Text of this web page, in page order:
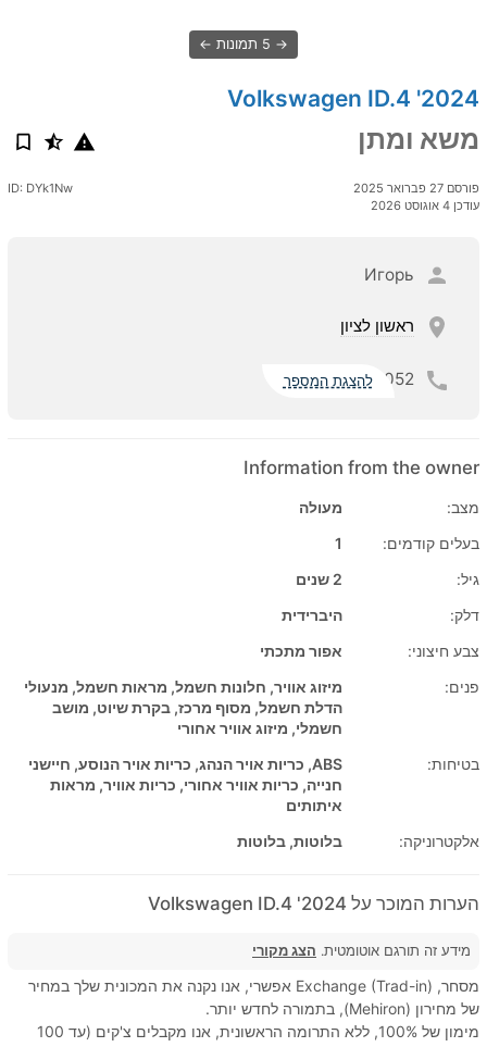
5 תמונות
2024' Volkswagen ID.4
משא ומתן
פורסם 27 פברואר 2025
עודכן 4 אוגוסט 2026
ID: DYk1Nw
Игорь
ראשון לציון
052 להצגת המספר
Information from the owner
מצב:
מעולה
בעלים קודמים:
1
גיל:
2 שנים
דלק:
היברידית
צבע חיצוני:
אפור מתכתי
פנים:
מיזוג אוויר, חלונות חשמל, מראות חשמל, מנעולי
הדלת חשמל, מסוף מרכז, בקרת שיוט, מושב
חשמלי, מיזוג אוויר אחורי
בטיחות:
ABS, כריות אויר הנהג, כריות אויר הנוסע, חיישני
חנייה, כריות אוויר אחורי, כריות אוויר, מראות
איתותים
אלקטרוניקה:
בלוטות, בלוטות
הערות המוכר על 2024' Volkswagen ID.4
מידע זה תורגם אוטומטית. הצג מקורי
מסחר, Exchange (Trad-in) אפשרי, אנו נקנה את המכונית שלך במחיר
של מחירון (Mehiron), בתמורה לחדש יותר.
מימון של 100%, ללא התרומה הראשונית, אנו מקבלים צ'קים (עד 100